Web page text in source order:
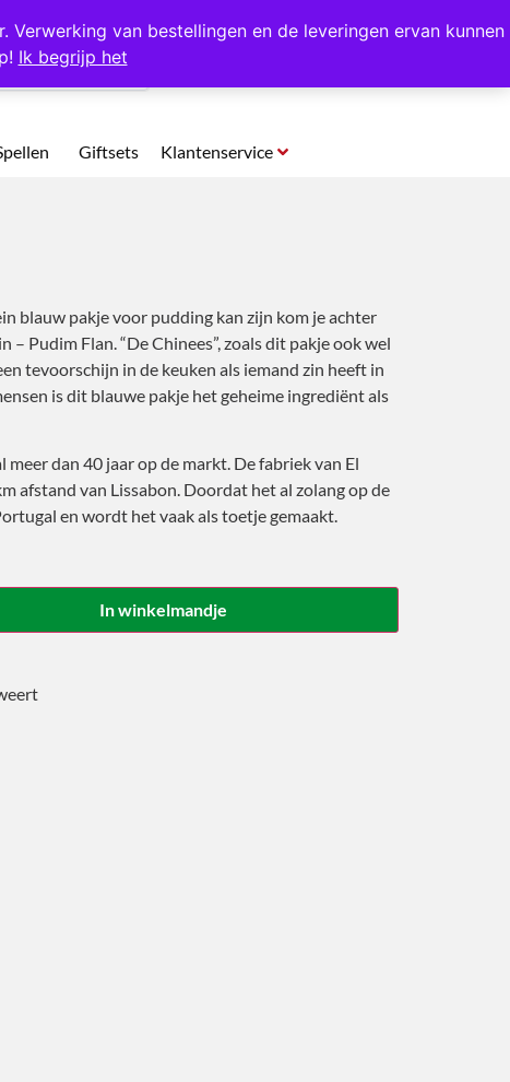
van bestellingen en de leveringen ervan kunnen
Ik begrijp het
op te halen in Hansweert
Giftsets Klantenservice
blauw pakje voor pudding kan zijn kom je achter
– Pudim Flan. “De Chinees”, zoals dit pakje ook wel
tevoorschijn in de keuken als iemand zin heeft in
is dit blauwe pakje het geheime ingrediënt als
meer dan 40 jaar op de markt. De fabriek van El
afstand van Lissabon. Doordat het al zolang op de
en wordt het vaak als toetje gemaakt.
In winkelmandje